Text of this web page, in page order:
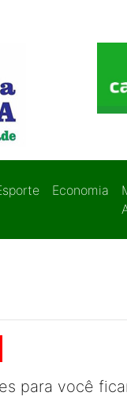
Economia
para você